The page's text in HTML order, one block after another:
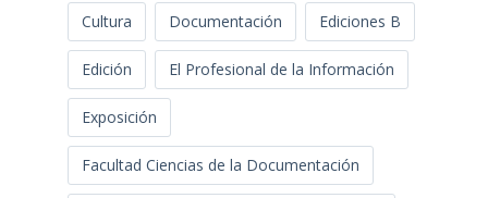
Cultura Documentación Ediciones B
Edición El Profesional de la Información
Exposición
Facultad Ciencias de la Documentación